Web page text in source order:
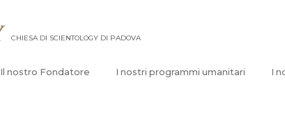
CHIESA DI SCIENTOLOGY DI PADOVA
Il nostro Fondatore I nostri programmi umanitari I